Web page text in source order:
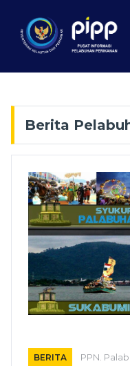
Berita
BERITA PPN.